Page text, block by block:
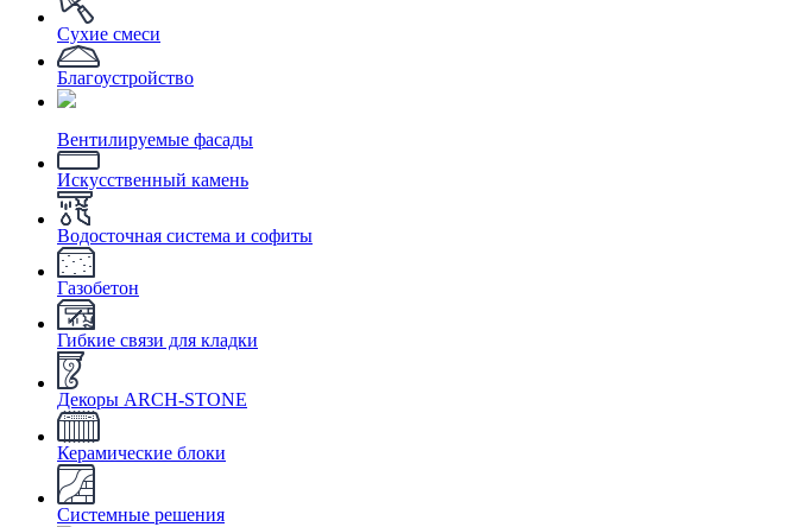
Сухие смеси
Благоустройство
Вентилируемые фасады
Искусственный камень
Водосточная система и софиты
Газобетон
Гибкие связи для кладки
Декоры ARCH-STONE
Керамические блоки
Системные решения